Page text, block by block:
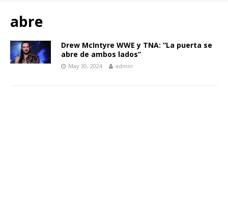
abre
Drew McIntyre WWE y TNA: “La puerta se
abre de ambos lados”
May 30, 2024 admin